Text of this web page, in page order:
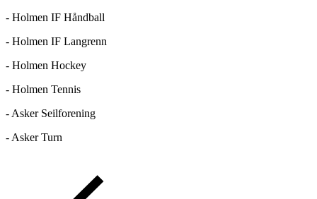
- Holmen IF Håndball
- Holmen IF Langrenn
- Holmen Hockey
- Holmen Tennis
- Asker Seilforening
- Asker Turn